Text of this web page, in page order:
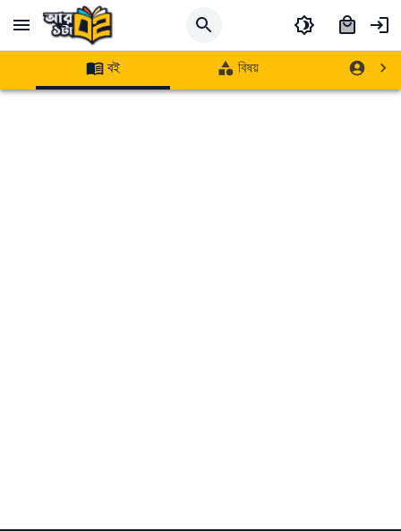
বই বিষয় লেখক